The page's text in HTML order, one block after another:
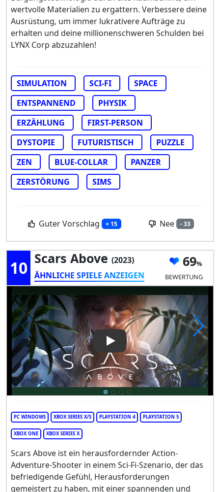
wertvolle Materialien zu ergattern. Verbessere deine
Ausrüstung, um immer lukrativere Aufträge zu
erhalten und deine millionenschweren Schulden bei
LYNX Corp abzuzahlen!
SIMULATION SCI-FI
SPACE
ENTSPANNEND
PHYSIK
ERZÄHLUNG
FIRST-PERSON
DYSTOPIE
FUTURISTISCH
PUZZLE
ZEN
BLUE-COLLAR
PANZER
ZERSTÖRUNG
SIMS
Guter Vorschlag + 15 Nee - 33
10 Scars Above (2023)
ÄHNLICHE SPIELE ANZEIGEN
69
BEWERTUNG
Play Video: Scars Above
PC WINDOWS XBOX SERIES X/S PLAYSTATION 4 PLAYSTATION 5
XBOX ONE XBOX SERIES X
Scars Above ist ein herausfordernder Action-
Adventure-Shooter in einem Sci-Fi-Szenario, der das
befriedigende Gefühl, Herausforderungen
gemeistert zu haben, mit einer spannenden und